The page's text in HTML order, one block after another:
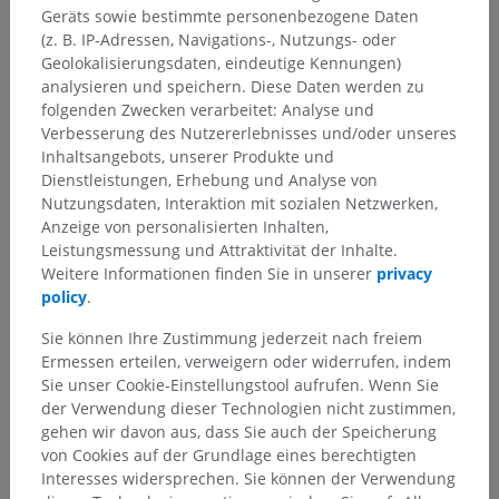
Retikularformation der Brücke
Darunterliegende Strukturen:
Kaudaler Retikularkern der Brücke
Rostraler Retikularkern der Brücke
Vorderer Tegmentalkern
Retikularkern der Brückenhaube
Übersetzungen
Sie haben einen Fehler gefunden?
Sie können gerne eine Berichtigung, Übersetzung oder
inhaltliche Verbesserung vorschlagen.
Geräts sowie bestimmte personenbezogene Daten
(z. B. IP-Adressen, Navigations-, Nutzungs- oder
Geolokalisierungsdaten, eindeutige Kennungen)
analysieren und speichern. Diese Daten werden zu
folgenden Zwecken verarbeitet: Analyse und
Verbesserung des Nutzererlebnisses und/oder unseres
Inhaltsangebots, unserer Produkte und
Dienstleistungen, Erhebung und Analyse von
Nutzungsdaten, Interaktion mit sozialen Netzwerken,
Anzeige von personalisierten Inhalten,
Leistungsmessung und Attraktivität der Inhalte.
Weitere Informationen finden Sie in unserer privacy
policy.
Sie können Ihre Zustimmung jederzeit nach freiem
Ermessen erteilen, verweigern oder widerrufen, indem
Sie unser Cookie-Einstellungstool aufrufen. Wenn Sie
der Verwendung dieser Technologien nicht zustimmen,
gehen wir davon aus, dass Sie auch der Speicherung
von Cookies auf der Grundlage eines berechtigten
Interesses widersprechen. Sie können der Verwendung